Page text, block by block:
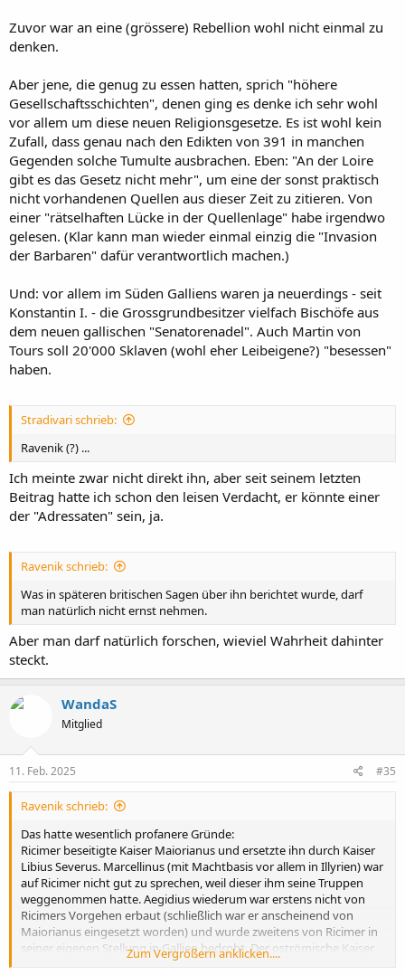
Zuvor war an eine (grössere) Rebellion wohl nicht einmal zu
denken.
Aber jene, die genug zu essen hatten, sprich "höhere
Gesellschaftsschichten", denen ging es denke ich sehr wohl
vor allem um diese neuen Religionsgesetze. Es ist wohl kein
Zufall, dass genau nach den Edikten von 391 in manchen
Gegenden solche Tumulte ausbrachen. Eben: "An der Loire
gibt es das Gesetz nicht mehr", um eine der sonst praktisch
nicht vorhandenen Quellen aus dieser Zeit zu zitieren. Von
einer "rätselhaften Lücke in der Quellenlage" habe irgendwo
gelesen. (Klar kann man wieder einmal einzig die "Invasion
der Barbaren" dafür verantwortlich machen.)
Und: vor allem im Süden Galliens waren ja neuerdings - seit
Konstantin I. - die Grossgrundbesitzer vielfach Bischöfe aus
dem neuen gallischen "Senatorenadel". Auch Martin von
Tours soll 20'000 Sklaven (wohl eher Leibeigene?) "besessen"
haben.
Stradivari schrieb:
Ravenik (?) ...
Ich meinte zwar nicht direkt ihn, aber seit seinem letzten
Beitrag hatte ich schon den leisen Verdacht, er könnte einer
der "Adressaten" sein, ja.
Ravenik schrieb:
Was in späteren britischen Sagen über ihn berichtet wurde, darf
man natürlich nicht ernst nehmen.
Aber man darf natürlich forschen, wieviel Wahrheit dahinter
steckt.
WandaS
Mitglied
11. Feb. 2025 #35
Ravenik schrieb:
Das hatte wesentlich profanere Gründe:
Ricimer beseitigte Kaiser Maiorianus und ersetzte ihn durch Kaiser
Libius Severus. Marcellinus (mit Machtbasis vor allem in Illyrien) war
auf Ricimer nicht gut zu sprechen, weil dieser ihm seine Truppen
weggenommen hatte. Aegidius wiederum war erstens nicht von
Ricimers Vorgehen erbaut (schließlich war er anscheinend von
Maiorianus eingesetzt worden) und wurde zweitens von Ricimer in
seiner eigenen Stellung in Gallien bedroht. Der oströmische Kaiser
Leo I. wiederum hatte generell ein Problem damit, wenn Ricimer
Zum Vergrößern anklicken....